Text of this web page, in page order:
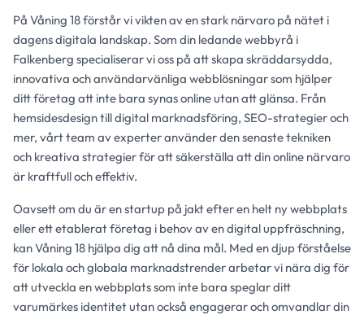
På Våning 18 förstår vi vikten av en stark närvaro på nätet i
dagens digitala landskap. Som din ledande webbyrå i
Falkenberg specialiserar vi oss på att skapa skräddarsydda,
innovativa och användarvänliga webblösningar som hjälper
ditt företag att inte bara synas online utan att glänsa. Från
hemsidesdesign till digital marknadsföring, SEO-strategier och
mer, vårt team av experter använder den senaste tekniken
och kreativa strategier för att säkerställa att din online närvaro
är kraftfull och effektiv.
Oavsett om du är en startup på jakt efter en helt ny webbplats
eller ett etablerat företag i behov av en digital uppfräschning,
kan Våning 18 hjälpa dig att nå dina mål. Med en djup förståelse
för lokala och globala marknadstrender arbetar vi nära dig för
att utveckla en webbplats som inte bara speglar ditt
varumärkes identitet utan också engagerar och omvandlar din